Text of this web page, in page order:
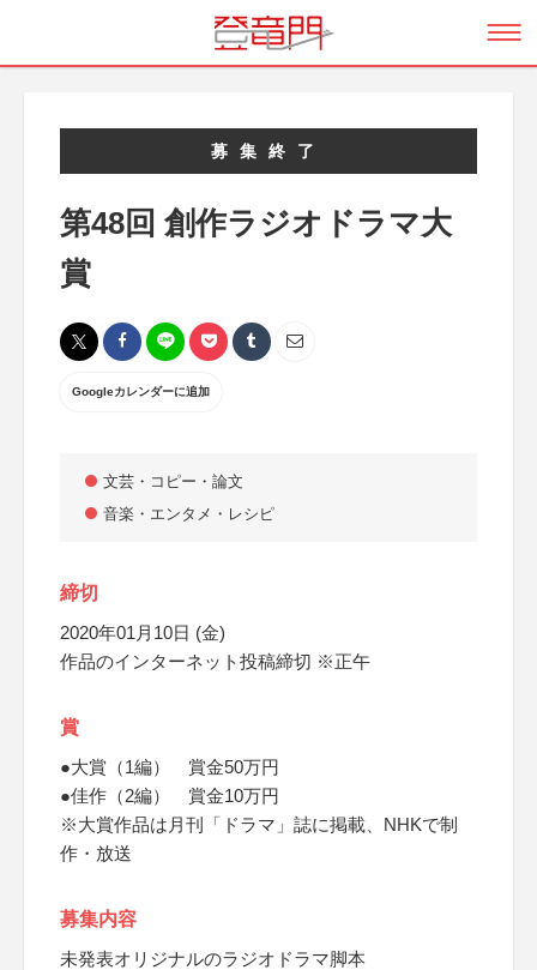
募集終了
第48回 創作ラジオドラマ大
賞
Googleカレンダーに追加
文芸・コピー・論文
音楽・エンタメ・レシピ
締切
2020年01月10日 (金)
作品のインターネット投稿締切 ※正午
賞
●大賞（1編） 賞金50万円
●佳作（2編） 賞金10万円
※大賞作品は月刊「ドラマ」誌に掲載、NHKで制
作・放送
募集内容
未発表オリジナルのラジオドラマ脚本